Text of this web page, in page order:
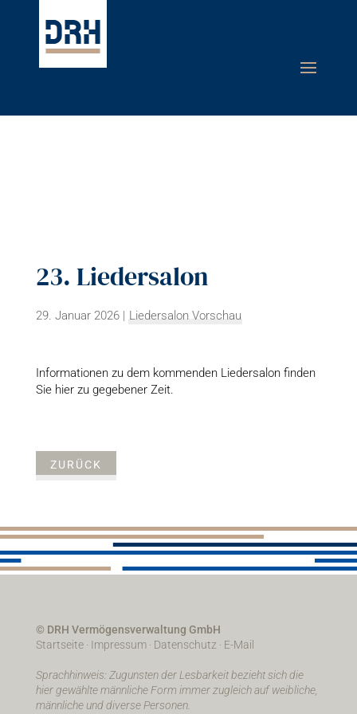
23. Liedersalon
29. Januar 2026| Liedersalon Vorschau
Informationen zu dem kommenden Liedersalon finden
Sie hier zu gegebener Zeit.
ZURÜCK
© DRH Vermögensverwaltung GmbH
Startseite· Impressum· Datenschutz · E-Mail
Sprachhinweis: Zugunsten der Lesbarkeit bezieht sich die
hier gewählte männliche Form immer zugleich auf weibliche,
männliche und diverse Personen.